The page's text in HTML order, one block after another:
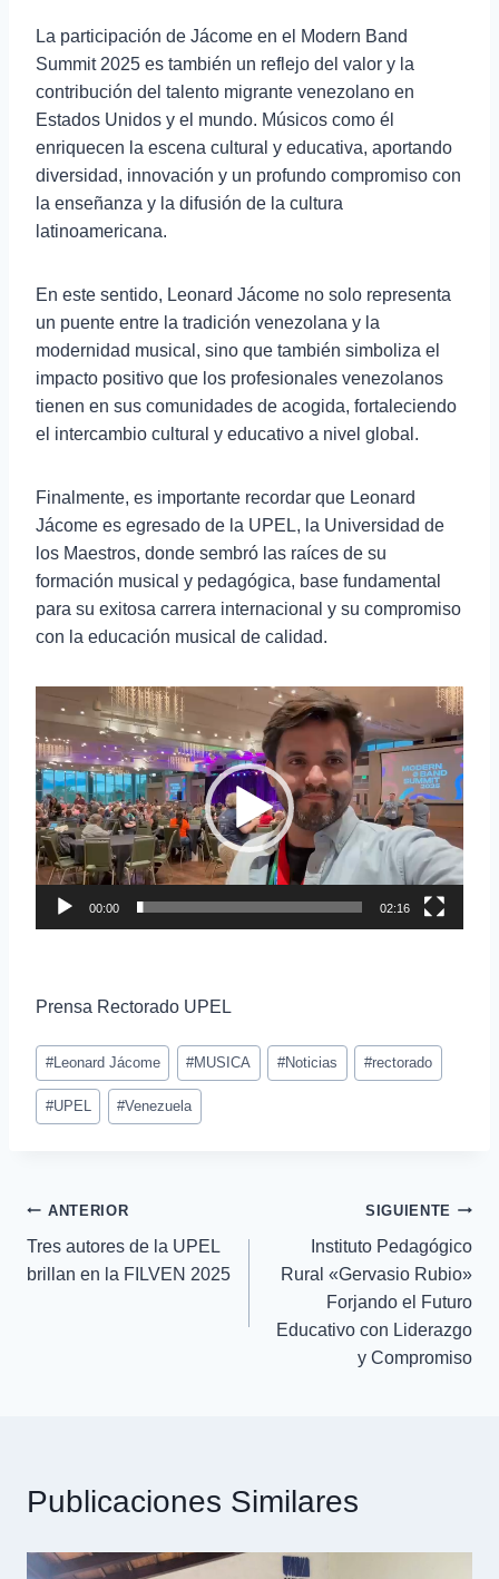
La participación de Jácome en el Modern Band
Summit 2025 es también un reflejo del valor y la
contribución del talento migrante venezolano en
Estados Unidos y el mundo. Músicos como él
enriquecen la escena cultural y educativa, aportando
diversidad, innovación y un profundo compromiso con
la enseñanza y la difusión de la cultura
latinoamericana.
En este sentido, Leonard Jácome no solo representa
un puente entre la tradición venezolana y la
modernidad musical, sino que también simboliza el
impacto positivo que los profesionales venezolanos
tienen en sus comunidades de acogida, fortaleciendo
el intercambio cultural y educativo a nivel global.
Finalmente, es importante recordar que Leonard
Jácome es egresado de la UPEL, la Universidad de
los Maestros, donde sembró las raíces de su
formación musical y pedagógica, base fundamental
para su exitosa carrera internacional y su compromiso
con la educación musical de calidad.
p
r
o
d
u
d
i
d
00:00 02:16
Prensa Rectorado UPEL
#Leonard Jácome #MUSICA #Noticias #rectorado
#UPEL #Venezuela
ANTERIOR
Tres autores de la UPEL
brillan en la FILVEN 2025
SIGUIENTE
Instituto Pedagógico
Rural «Gervasio Rubio»
Forjando el Futuro
Educativo con Liderazgo
y Compromiso
Publicaciones Similares